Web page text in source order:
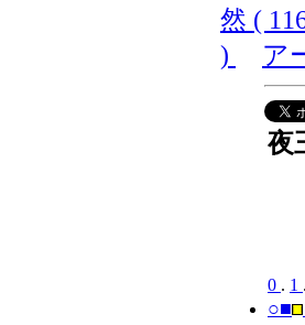
然 (
)
ア
夜
0 . 1 .
○■